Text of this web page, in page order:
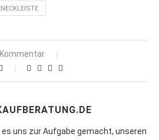
es uns zur Aufgabe gemacht, unseren